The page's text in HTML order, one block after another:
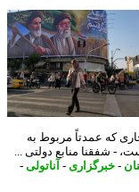
عمدتاً مربوط به
منابع دولتی ...
خبرگزاری - آناتولی-